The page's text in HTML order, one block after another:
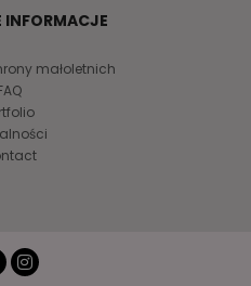
INFORMACJE
małoletnich